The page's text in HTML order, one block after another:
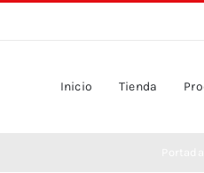
Inicio Tienda